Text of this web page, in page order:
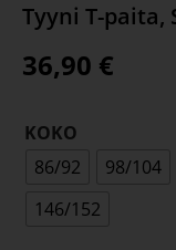
Tyyni T-paita,
36,90 €
KOKO
86/92
98/104
146/152